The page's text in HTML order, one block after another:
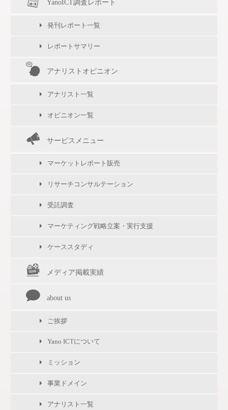
YanoICT調査レポート
発刊レポート一覧
レポートサマリー
アナリストオピニオン
アナリスト一覧
オピニオン一覧
サービスメニュー
マーケットレポート販売
リサーチコンサルテーション
受託調査
マーケティング戦略立案・実行支援
ケーススタディ
メディア掲載実績
about us
ご挨拶
Yano ICTについて
ミッション
事業ドメイン
アナリスト一覧